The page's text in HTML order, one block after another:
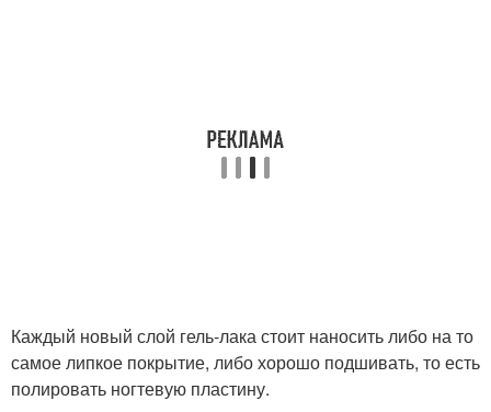
Каждый новый слой гель-лака стоит наносить либо на то
самое липкое покрытие, либо хорошо подшивать, то есть
полировать ногтевую пластину.